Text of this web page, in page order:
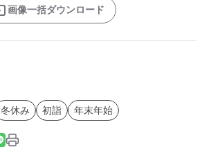
画像一括ダウンロード
冬休み 初詣 年末年始